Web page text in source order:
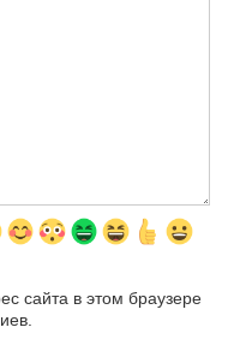
сайта в этом браузере